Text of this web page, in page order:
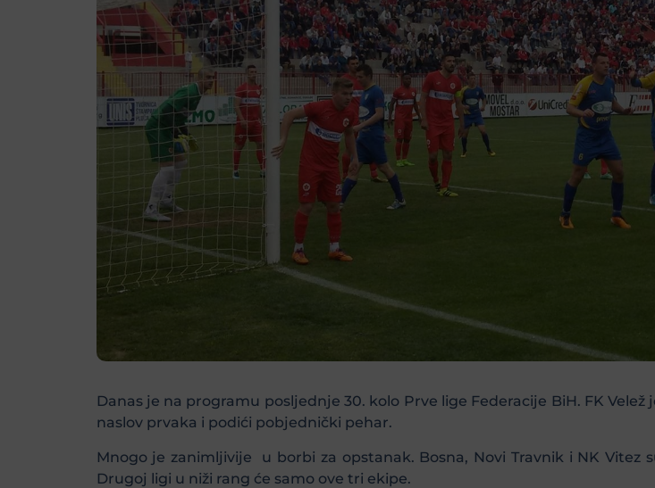
Danas je na programu posljednje 30. kolo Prve lige Federacije BiH. FK
naslov prvaka i podići pobjednički pehar.
Mnogo je zanimljivije u borbi za opstanak. Bosna, Novi Travnik i NK
Drugoj ligi u niži rang će samo ove tri ekipe.